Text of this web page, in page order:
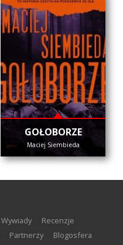
GOŁOBORZE
Maciej Siembieda
wywiady
recenzje
partnerzy
blogosfera